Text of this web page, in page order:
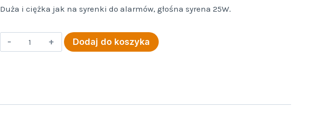
Duża i ciężka jak na syrenki do alarmów, głośna syrena 25W.
ilość
SAD
sześciosygnałowa
Dodaj do koszyka